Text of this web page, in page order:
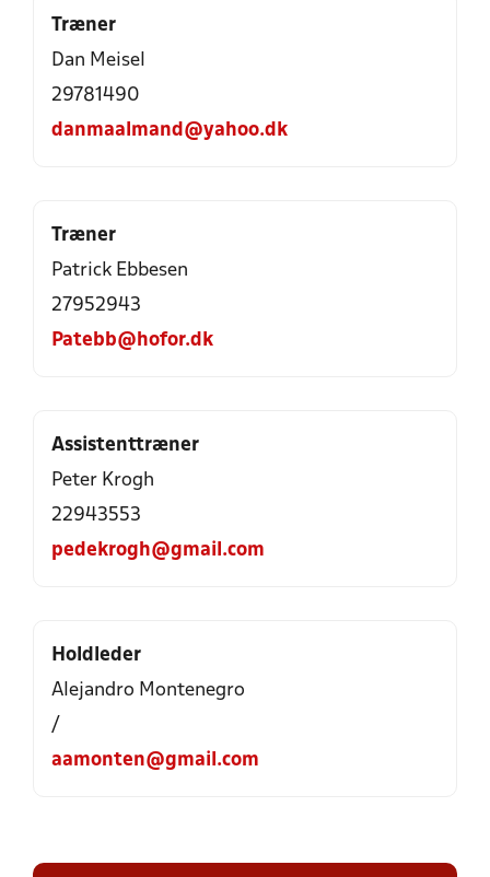
Træner
Dan Meisel
29781490
danmaalmand@yahoo.dk
Træner
Patrick Ebbesen
27952943
Patebb@hofor.dk
Assistenttræner
Peter Krogh
22943553
pedekrogh@gmail.com
Holdleder
Alejandro Montenegro
/
aamonten@gmail.com